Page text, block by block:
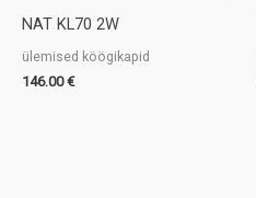
NAT KL70 2W
ülemised köögikapid
146.00€